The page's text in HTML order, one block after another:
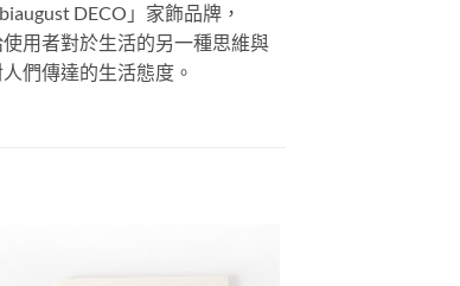
DECO」家飾品牌，
用者對於生活的另一種思維與
們傳達的生活態度。